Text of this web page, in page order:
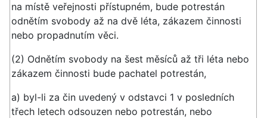
na místě veřejnosti přístupném, bude potrestán
odnětím svobody až na dvě léta, zákazem činnosti
nebo propadnutím věci.
(2) Odnětím svobody na šest měsíců až tři léta nebo
zákazem činnosti bude pachatel potrestán,
a) byl-li za čin uvedený v odstavci 1 v posledních
třech letech odsouzen nebo potrestán, nebo